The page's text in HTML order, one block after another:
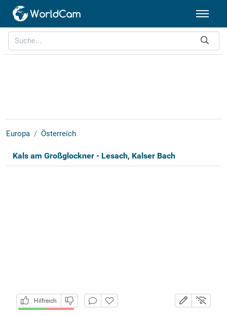
Europa Österreich
Kals am Großglockner - Lesach, Kalser Bach
Hilfreich